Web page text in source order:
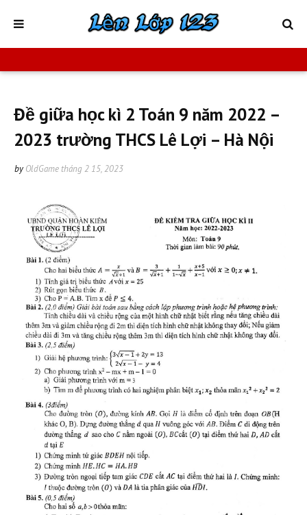
Đề giữa học kì 2 Toán 9 năm 2022 –
2023 trường THCS Lê Lợi – Hà Nội
by OldGame tháng 2 15, 2023